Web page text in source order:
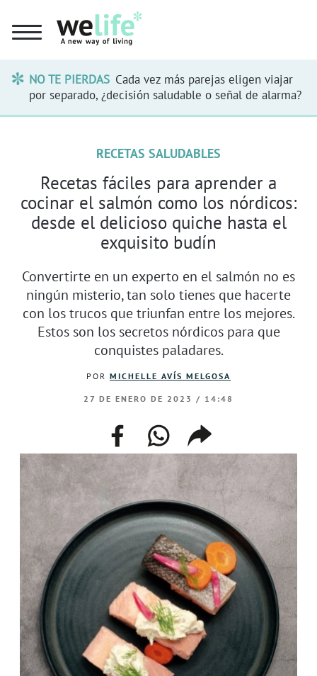
NO TE PIERDAS Cada vez más parejas eligen viajar
por separado, ¿decisión saludable o señal de alarma?
RECETAS SALUDABLES
Recetas fáciles para aprender a
cocinar el salmón como los nórdicos:
desde el delicioso quiche hasta el
exquisito budín
Convertirte en un experto en el salmón no es
ningún misterio, tan solo tienes que hacerte
con los trucos que triunfan entre los mejores.
Estos son los secretos nórdicos para que
conquistes paladares.
POR MICHELLE AVÍS MELGOSA
27 DE ENERO DE 2023 / 14:48
facebookwhatsappcompartir
enlace